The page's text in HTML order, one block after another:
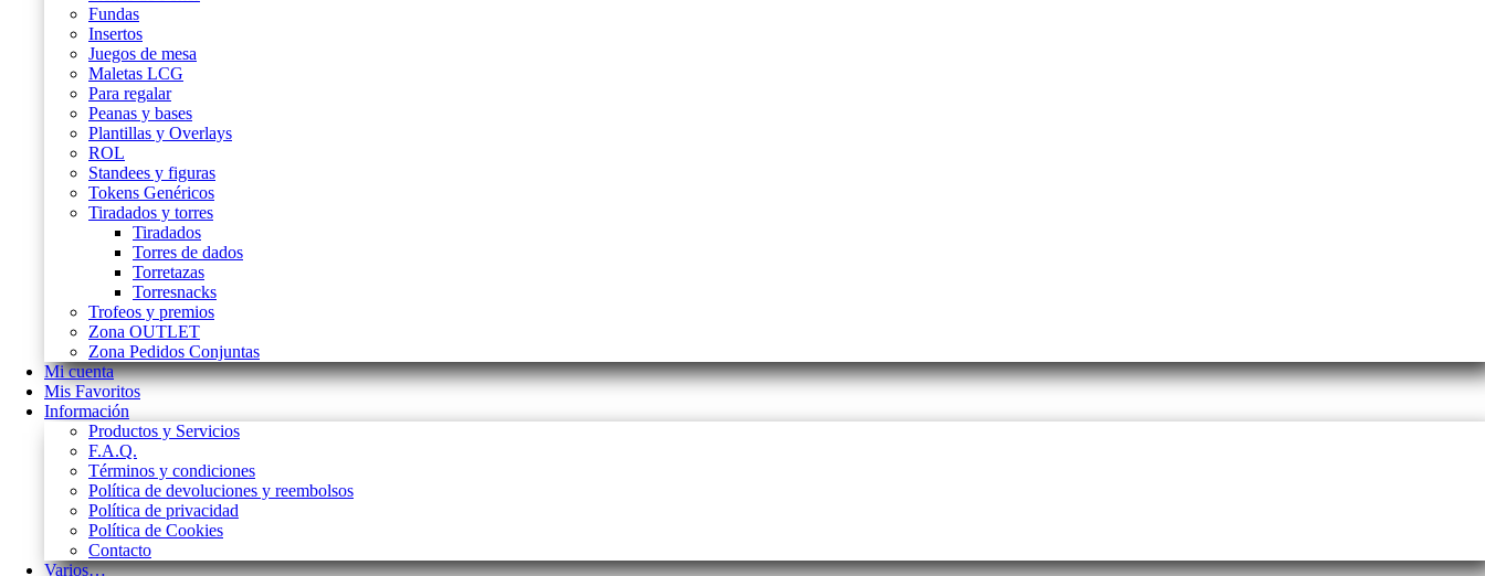
Fundas
Insertos
Juegos de mesa
Maletas LCG
Para regalar
Peanas y bases
Plantillas y Overlays
ROL
Standees y figuras
Tokens Genéricos
Tiradados y torres
Tiradados
Torres de dados
Torretazas
Torresnacks
Trofeos y premios
Zona OUTLET
Zona Pedidos Conjuntas
Mi cuenta
Mis Favoritos
Información
Productos y Servicios
F.A.Q.
Términos y condiciones
Política de devoluciones y reembolsos
Política de privacidad
Política de Cookies
Contacto
Varios…